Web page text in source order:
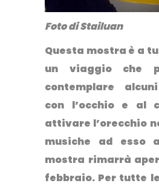
Foto di Stailuan
Questa mostra è a
un viaggio che
contemplare
con l’occhio e al
attivare l’orecchio
musiche ad esso
mostra rimarrà
febbraio. Per tutte